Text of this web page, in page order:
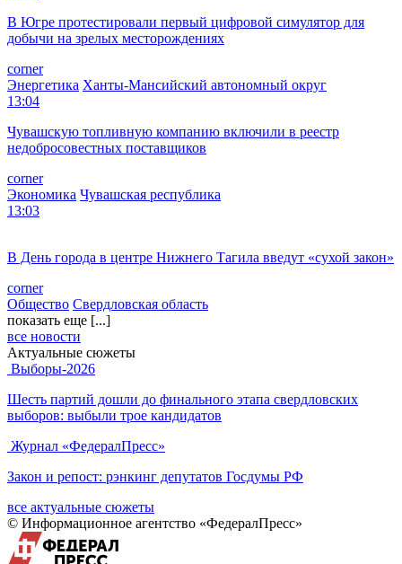
В Югре протестировали первый цифровой симулятор для
добычи на зрелых месторождениях
corner
Энергетика Ханты-Мансийский автономный округ
13:04
Чувашскую топливную компанию включили в реестр
недобросовестных поставщиков
corner
Экономика Чувашская республика
13:03
В День города в центре Нижнего Тагила введут «сухой закон»
corner
Общество Свердловская область
показать еще [...]
все новости
Актуальные сюжеты
Выборы-2026
Шесть партий дошли до финального этапа свердловских
выборов: выбыли трое кандидатов
Журнал «ФедералПресс»
Закон и репост: рэнкинг депутатов Госдумы РФ
все актуальные сюжеты
© Информационное агентство «ФедералПресс»